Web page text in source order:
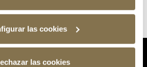
las cookies
las cookies